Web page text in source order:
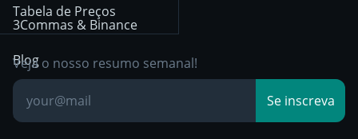
Day Trading
Breakout Trading
Other Legal
Documentation
3Commas & Binance
Blog
Base de
Conhecimento
Tabela de Preços
Veja o nosso resumo semanal!
Se inscreva